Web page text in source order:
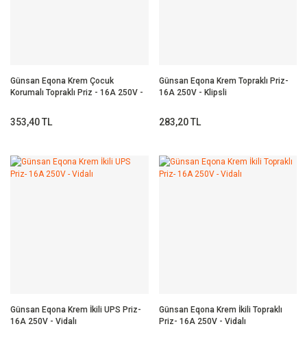
Günsan Eqona Krem Çocuk
Korumalı Topraklı Priz - 16A 250V -
353,40 TL
Günsan Eqona Krem Topraklı Priz-
16A 250V - Klipsli
283,20 TL
Günsan Eqona Krem İkili UPS Priz-
16A 250V - Vidalı
Günsan Eqona Krem İkili Topraklı
Priz- 16A 250V - Vidalı